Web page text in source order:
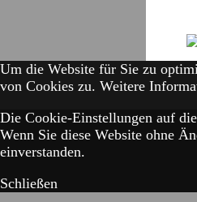
Um die Website für Sie zu
von Cookies zu. Weitere
Die Cookie-Einstellungen auf
Wenn Sie diese Website ohne
einverstanden.
Schließen